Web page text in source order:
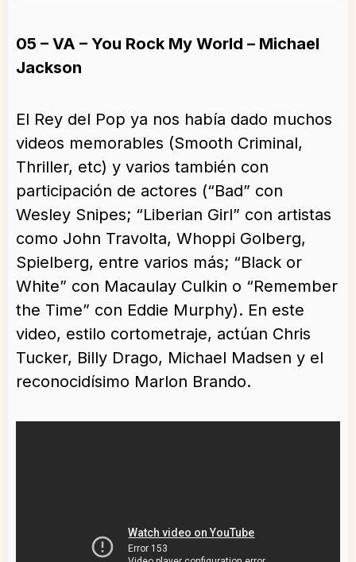
05 – VA – You Rock My World – Michael
Jackson
El Rey del Pop ya nos había dado muchos
videos memorables (Smooth Criminal,
Thriller, etc) y varios también con
participación de actores (“Bad” con
Wesley Snipes; “Liberian Girl” con artistas
como John Travolta, Whoppi Golberg,
Spielberg, entre varios más; “Black or
White” con Macaulay Culkin o “Remember
the Time” con Eddie Murphy). En este
video, estilo cortometraje, actúan Chris
Tucker, Billy Drago, Michael Madsen y el
reconocidísimo Marlon Brando.